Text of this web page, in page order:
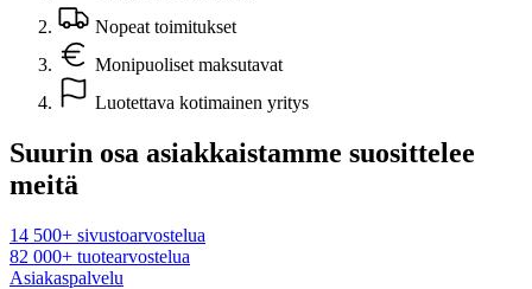
Nopeat toimitukset
Monipuoliset maksutavat
Luotettava kotimainen yritys
Suurin osa asiakkaistamme suosittelee
meitä
14 500+ sivustoarvostelua
82 000+ tuotearvostelua
Asiakaspalvelu